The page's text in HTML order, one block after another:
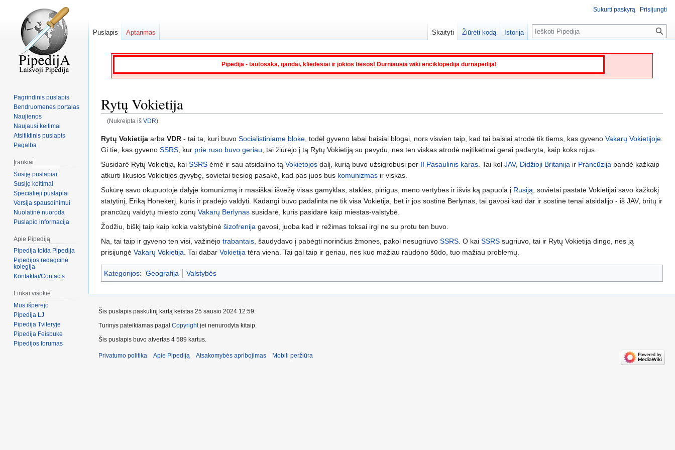
Pipedija - tautosaka, gandai, kliedesiai ir jokios tiesos! Durniausia wiki enciklopedija durnapedija!
Rytų Vokietija
(Nukreipta iš VDR)
Jump
to
navigation
Jump
to
search
Rytų Vokietija arba VDR - tai ta, kuri buvo Socialistiniame bloke , todėl gyveno labai baisiai blogai, nors visvien taip, kad tai baisiai atrodė tik tiems, kas gyveno Vakarų Vokietijoje
Gi tie, kas gyveno SSRS , kur prie ruso buvo geriau , tai žiūrėjo į tą Rytų Vokietiją su pavydu, nes ten viskas atrodė neįtikėtinai gerai padaryta, kaip koks rojus.
Susidarė Rytų Vokietija, kai SSRS ėmė ir sau atsidalino tą Vokietojos dalį, kurią buvo užsigrobusi per II Pasaulinis karas . Tai kol JAV, Didžioji Britanija ir Prancūzija bandė kažkaip
atkurti likusios Vokietijos gyvybę, sovietai tiesiog pasakė, kad pas juos bus komunizmas ir viskas.
Sukūrę savo okupuotoje dalyje komunizmą ir masiškai išvežę visas gamyklas, stakles, pinigus, meno vertybes ir išvis ką papuola į Rusiją , sovietai pastatė Vokietijai savo kažkokį
statytinį, Eriką Honekerį, kuris ir pradėjo valdyti. Kadangi buvo padalinta ne tik visa Vokietija, bet ir jos sostinė Berlynas, tai gavosi kad dar ir sostinė tenai atsidalijo - iš JAV, britų ir
prancūzų valdytų miesto zonų Vakarų Berlynas susidarė, kuris pasidarė kaip miestas-valstybė.
Žodžiu, biškį taip kaip kokia valstybinė šizofrenija gavosi, juoba kad ir režimas toksai irgi ne su protu ten buvo.
Na, tai taip ir gyveno ten visi, važinėjo trabantais , šaudydavo į pabėgti norinčius žmones, pakol nesugriuvo SSRS . O kai SSRS sugriuvo, tai ir Rytų Vokietija dingo, nes ją
prisijungė Vakarų Vokietija . Tai dabar Vokietija tėra viena. Tai gal taip ir geriau, nes kuo mažiau raudono šūdo, tuo mažiau problemų.
Kategorijos: Geografija Valstybės
Sukurti paskyrą Prisijungti
Puslapis Aptarimas Skaityti Žiūrėti kodą Istorija Paieška
Pagrindinis puslapis
Bendruomenės portalas
Naujienos
Naujausi keitimai
Atsitiktinis puslapis
Pagalba
Įrankiai
Susiję puslapiai
Susiję keitimai
Specialieji puslapiai
Versija spausdinimui
Nuolatinė nuoroda
Puslapio informacija
Apie Pipediją
Pipedija tokia Pipedija
Pipedijos redagcinė
kolegija
Kontaktai/Contacts
Linkai visokie
Mus išperėjo
Pipedija LJ
Pipedija Tviteryje
Pipedija Feisbuke
Pipedijos forumas
Šis puslapis paskutinį kartą keistas 25 sausio 2024 12:59.
Turinys pateikiamas pagal Copyrightjei nenurodyta kitaip.
Šis puslapis buvo atvertas 4 589 kartus.
Privatumo politika Apie Pipediją Atsakomybės apribojimas Mobili peržiūra